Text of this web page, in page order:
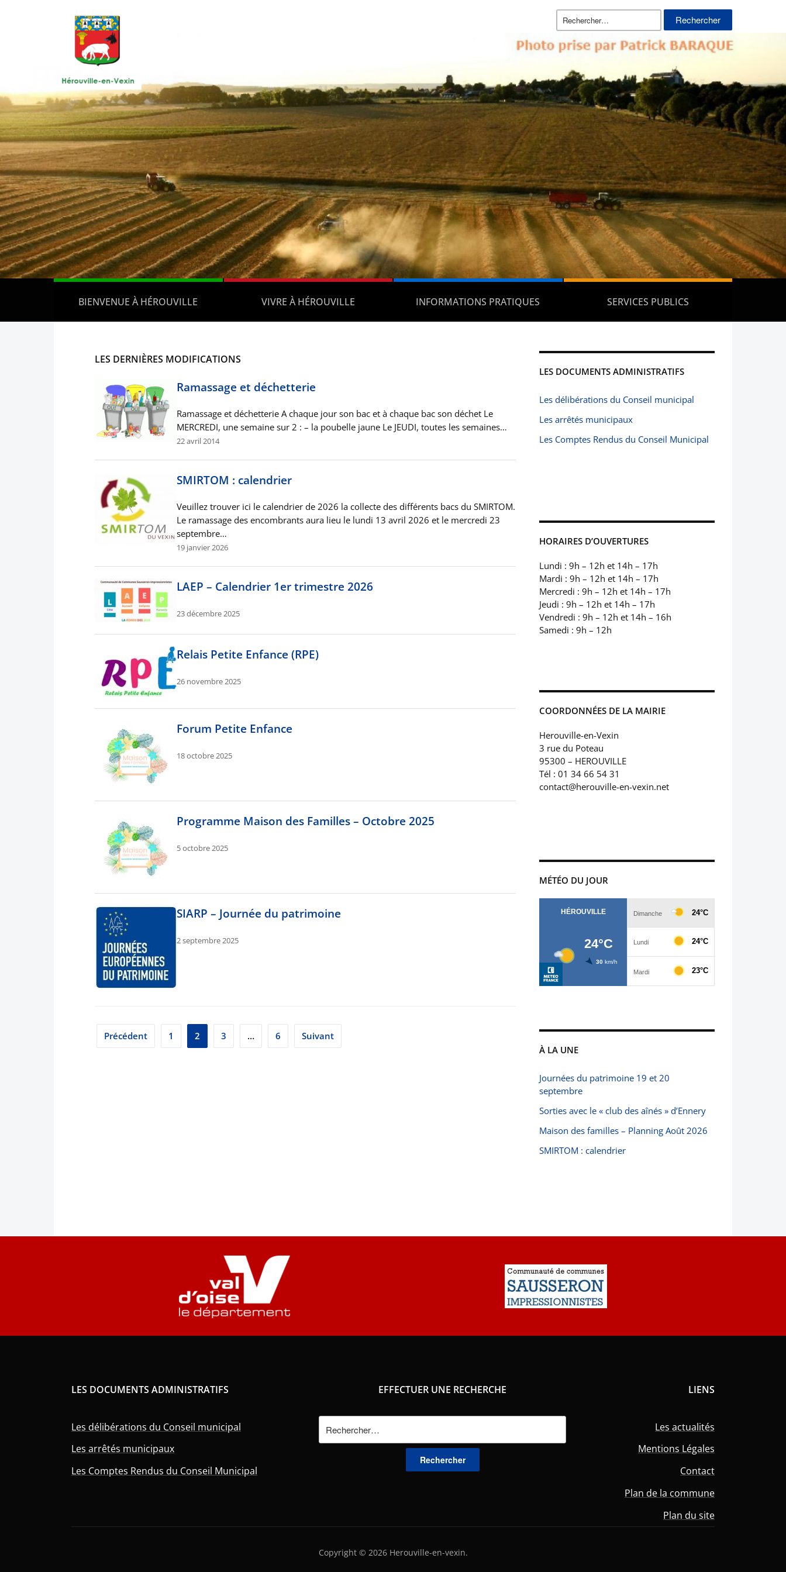
Rechercher :
BIENVENUE À HÉROUVILLE VIVRE À HÉROUVILLE INFORMATIONS PRATIQUES SERVICES PUBLICS
LES DERNIÈRES MODIFICATIONS
Ramassage et déchetterie
Ramassage et déchetterie A chaque jour son bac et à chaque bac son déchet Le
MERCREDI, une semaine sur 2 : – la poubelle jaune Le JEUDI, toutes les semaines…
22 avril 2014
SMIRTOM : calendrier
Veuillez trouver ici le calendrier de 2026 la collecte des différents bacs du SMIRTOM.
Le ramassage des encombrants aura lieu le lundi 13 avril 2026 et le mercredi 23
septembre…
19 janvier 2026
LAEP – Calendrier 1er trimestre 2026
23 décembre 2025
Relais Petite Enfance (RPE)
26 novembre 2025
Forum Petite Enfance
18 octobre 2025
Programme Maison des Familles – Octobre 2025
5 octobre 2025
SIARP – Journée du patrimoine
2 septembre 2025
Pagination
Précédent 1 2 3 … 6 Suivant
LES DOCUMENTS ADMINISTRATIFS
Les délibérations du Conseil municipal
Les arrêtés municipaux
Les Comptes Rendus du Conseil Municipal
HORAIRES D’OUVERTURES
Lundi : 9h – 12h et 14h – 17h
Mardi : 9h – 12h et 14h – 17h
Mercredi : 9h – 12h et 14h – 17h
Jeudi : 9h – 12h et 14h – 17h
Vendredi : 9h – 12h et 14h – 16h
Samedi : 9h – 12h
COORDONNÉES DE LA MAIRIE
Herouville-en-Vexin
3 rue du Poteau
95300 – HEROUVILLE
Tél : 01 34 66 54 31
contact@herouville-en-vexin.net
MÉTÉO DU JOUR
À LA UNE
Journées du patrimoine 19 et 20
septembre
Sorties avec le « club des aînés » d’Ennery
Maison des familles – Planning Août 2026
SMIRTOM : calendrier
LES DOCUMENTS ADMINISTRATIFS
Les délibérations du Conseil municipal
Les arrêtés municipaux
Les Comptes Rendus du Conseil Municipal
EFFECTUER UNE RECHERCHE LIENS
Les actualités
Mentions Légales
Contact
Plan de la commune
Plan du site
Copyright © 2026 Herouville-en-vexin.